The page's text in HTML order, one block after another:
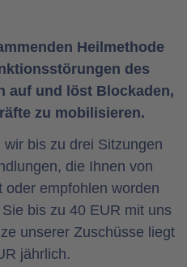
Heilmethode
des
auf und löst Blockaden,
zu mobilisieren.
bis zu drei Sitzungen
die Ihnen von
empfohlen worden
bis zu 40 EUR mit uns
unserer Zuschüsse liegt
jährlich.